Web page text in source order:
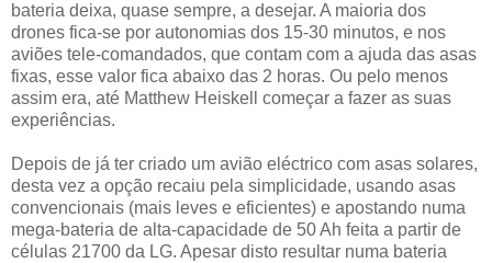
bateria deixa, quase sempre, a desejar. A maioria dos
drones fica-se por autonomias dos 15-30 minutos, e nos
aviões tele-comandados, que contam com a ajuda das asas
fixas, esse valor fica abaixo das 2 horas. Ou pelo menos
assim era, até Matthew Heiskell começar a fazer as suas
experiências.
Depois de já ter criado um avião eléctrico com asas solares,
desta vez a opção recaiu pela simplicidade, usando asas
convencionais (mais leves e eficientes) e apostando numa
mega-bateria de alta-capacidade de 50 Ah feita a partir de
células 21700 da LG. Apesar disto resultar numa bateria